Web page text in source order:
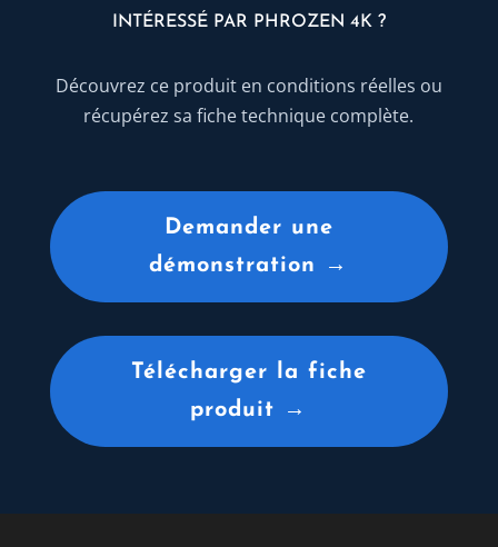
INTÉRESSÉ PAR PHROZEN 4K ?
Découvrez ce produit en conditions réelles ou
récupérez sa fiche technique complète.
Demander une
démonstration →
Télécharger la fiche
produit →